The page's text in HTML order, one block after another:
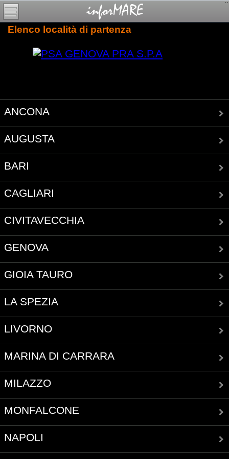
Elenco località di partenza
ANCONA
AUGUSTA
BARI
CAGLIARI
CIVITAVECCHIA
GENOVA
GIOIA TAURO
LA SPEZIA
LIVORNO
MARINA DI CARRARA
MILAZZO
MONFALCONE
NAPOLI